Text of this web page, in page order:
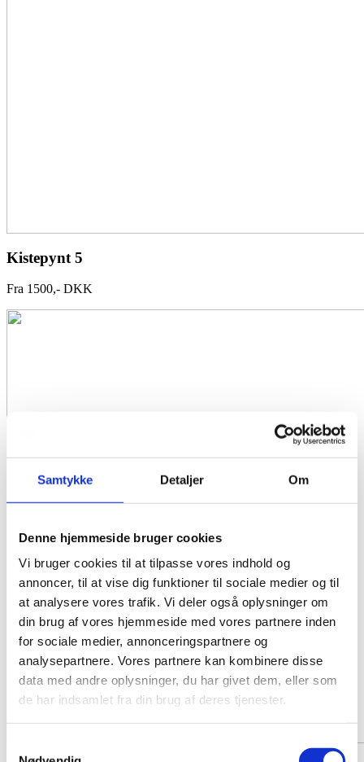
Samtykke Detaljer Om
Denne hjemmeside bruger cookies
Vi bruger cookies til at tilpasse vores indhold og
annoncer, til at vise dig funktioner til sociale medier og til
at analysere vores trafik. Vi deler også oplysninger om
din brug af vores hjemmeside med vores partnere inden
for sociale medier, annonceringspartnere og
analysepartnere. Vores partnere kan kombinere disse
data med andre oplysninger, du har givet dem, eller som
de har indsamlet fra din brug af deres tjenester.
Kistepynt 5
Fra 1500,- DKK